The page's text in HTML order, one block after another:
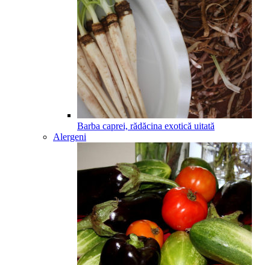
Barba caprei, rădăcina exotică uitată
Alergeni